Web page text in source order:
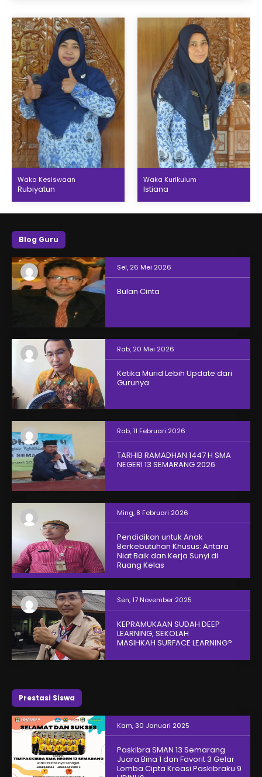
Waka Kesiswaan
Rubiyatun
Waka Kurikulum
Istiana
Blog Guru
Sel, 26 Mei 2026
Bulan Cinta
Rab, 20 Mei 2026
Ketika Murid Lebih Update dari
Gurunya
Rab, 11 Februari 2026
TARHIB RAMADHAN 1447 H SMA
NEGERI 13 SEMARANG 2026
Ming, 8 Februari 2026
Pendidikan untuk Anak
Berkebutuhan Khusus: Antara
Niat Baik dan Kerja Sunyi di
Ruang Kelas
Sen, 17 November 2025
KEPRAMUKAAN SUDAH DEEP
LEARNING, SEKOLAH
MASIHKAH SURFACE LEARNING?
Prestasi Siswa
Kam, 30 Januari 2025
Paskibra SMAN 13 Semarang
Juara Bina 1 dan Favorit 3 Gelar
Lomba Cipta Kreasi Paskibraku 9